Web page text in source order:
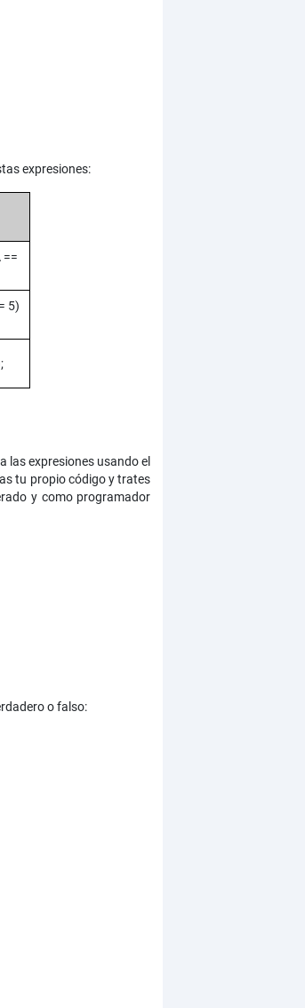
expresiones:
==
5)
las expresiones usando el
tu propio código y trates
y como programador
o falso: